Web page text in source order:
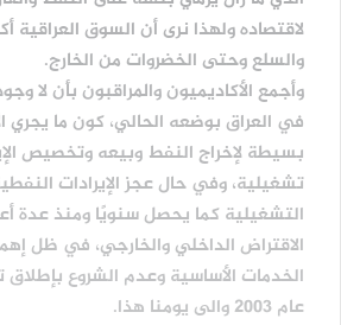
لاقتصاده ولهذا نرى أن السوق العراقية
والسلع وحتى الخضروات من الخارج.
وأجمع الأكاديميون والمراقبون بأن لا
في العراق بوضعه الحالي، كون ما يجري
بسيطة لإخراج النفط وبيعه وتخصيص
تشغيلية، وفي حال عجز الإيرادات
التشغيلية كما يحصل سنويًا ومنذ عدة
الاقتراض الداخلي والخارجي، في ظل
الخدمات الأساسية وعدم الشروع
عام 2003 والى يومنا هذا.